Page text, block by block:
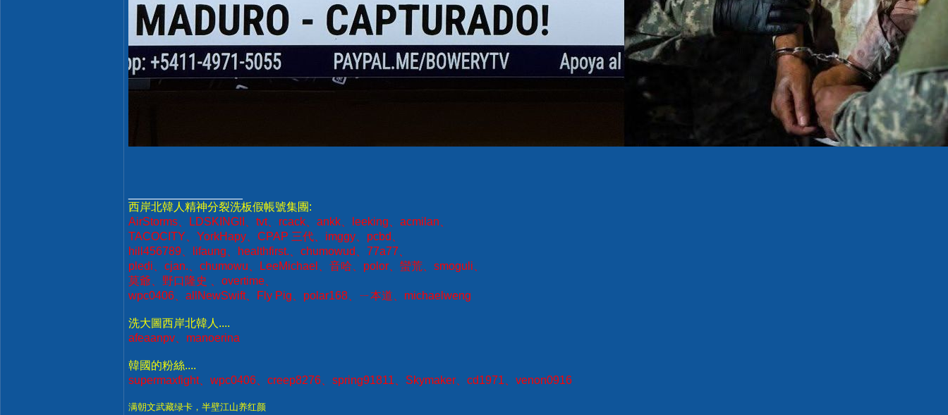
西岸北韓人精神分裂洗板假帳號集團:
AirStorms、LDSKINGII、tvt、rcack、ankk、leeking、acmilan、
TACOCITY、YorkHapy、CPAP 三代、imggy、pcbd、
hill456789、lifaung、healthfirst.、chumowud、77a77、
pledi、cjan.、chumowu、LeeMichael、音哈、polor、蠻荒、smoguli、
莫爺、野口隆史 、overtime、
wpc0406、allNewSwift、Fly Pig、polar168、ㄧ本道、michaelweng
洗大圖西岸北韓人....
afeaanpv、manoerina
韓國的粉絲....
supermaxfight、wpc0406、creep8276、spring91811、Skymaker、cd1971、venon0916
满朝文武藏绿卡，半壁江山养红颜